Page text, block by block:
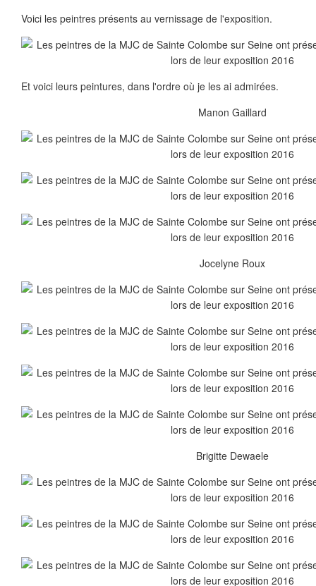
Voici les peintres présents au vernissage de l'exposition.
Et voici leurs peintures, dans l'ordre où je les ai admirées.
Manon Gaillard
Jocelyne Roux
Brigitte Dewaele